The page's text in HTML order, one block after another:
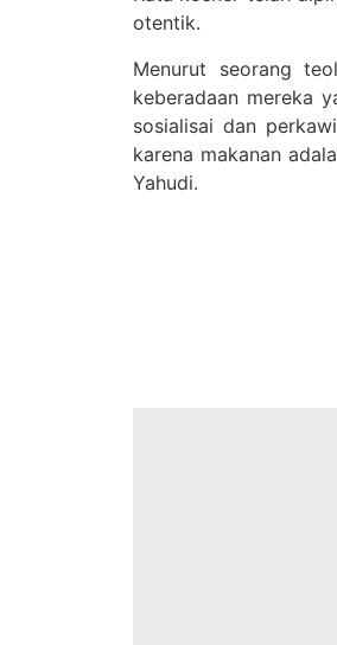
otentik.
Menurut seorang
keberadaan mereka
sosialisai dan
karena makanan
Yahudi.